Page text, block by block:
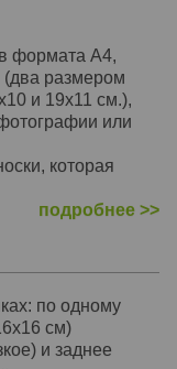
формата А4,
(два размером
и 19х11 см.),
или
которая
подробнее >>
по одному
см)
и заднее